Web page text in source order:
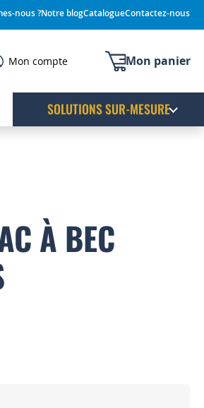
nous ?Notre blogCatalogueContactez-nous
Mon panier
Mon compte
SOLUTIONS SUR-MESURE
À BEC